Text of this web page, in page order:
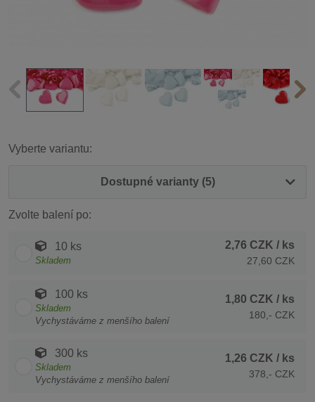
Vyberte variantu:
Dostupné varianty (5)
Zvolte balení po:
10 ks
Skladem
2,76 CZK / ks
27,60 CZK
100 ks
Skladem
Vychystáváme z menšího balení
1,80 CZK / ks
180,- CZK
300 ks
Skladem
Vychystáváme z menšího balení
1,26 CZK / ks
378,- CZK